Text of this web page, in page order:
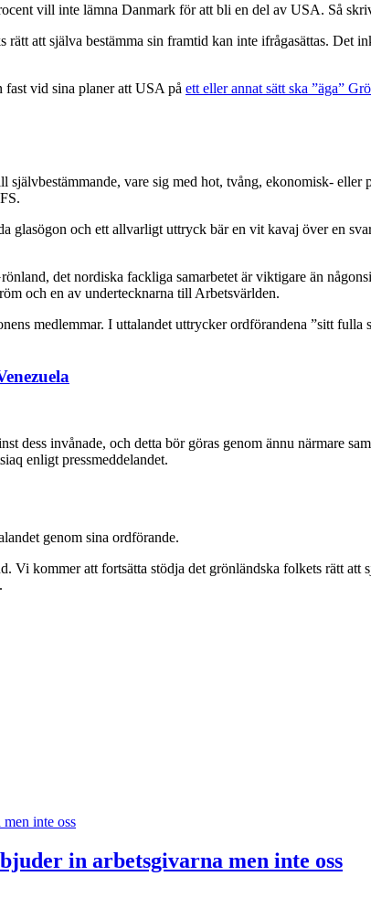
vill inte lämna Danmark för att bli en del av USA. Så
att själva bestämma sin framtid kan inte ifrågasättas. Det
vid sina planer att USA på ett eller annat sätt ska ”äga”
självbestämmande, vare sig med hot, tvång, ekonomisk-
det nordiska fackliga samarbetet är viktigare än
och en av undertecknarna till Arbetsvärlden.
medlemmar. I uttalandet uttrycker ordförandena ”sitt
dess invånade, och detta bör göras genom ännu närmare
enligt pressmeddelandet.
genom sina ordförande.
Vi kommer att fortsätta stödja det grönländska folkets rätt
in arbetsgivarna men inte oss